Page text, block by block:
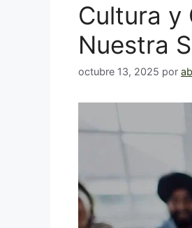
Cultura y
Nuestra
octubre 13, 2025 por